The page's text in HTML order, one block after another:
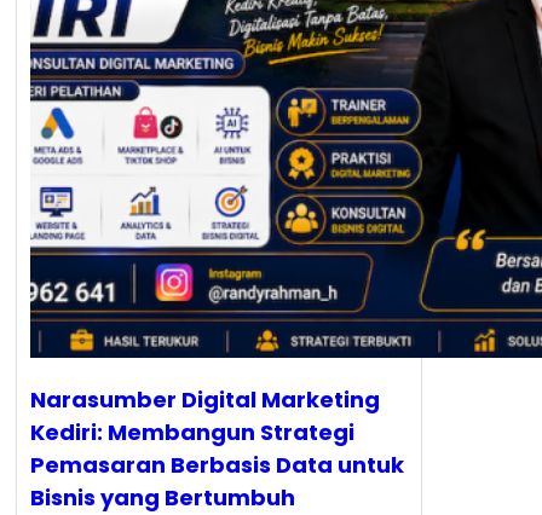
Narasumber Digital Marketing
Kediri: Membangun Strategi
Pemasaran Berbasis Data untuk
Bisnis yang Bertumbuh